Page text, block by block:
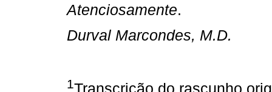
Atenciosamente.
Durval Marcondes, M.D.
1Transcrição do rascunho